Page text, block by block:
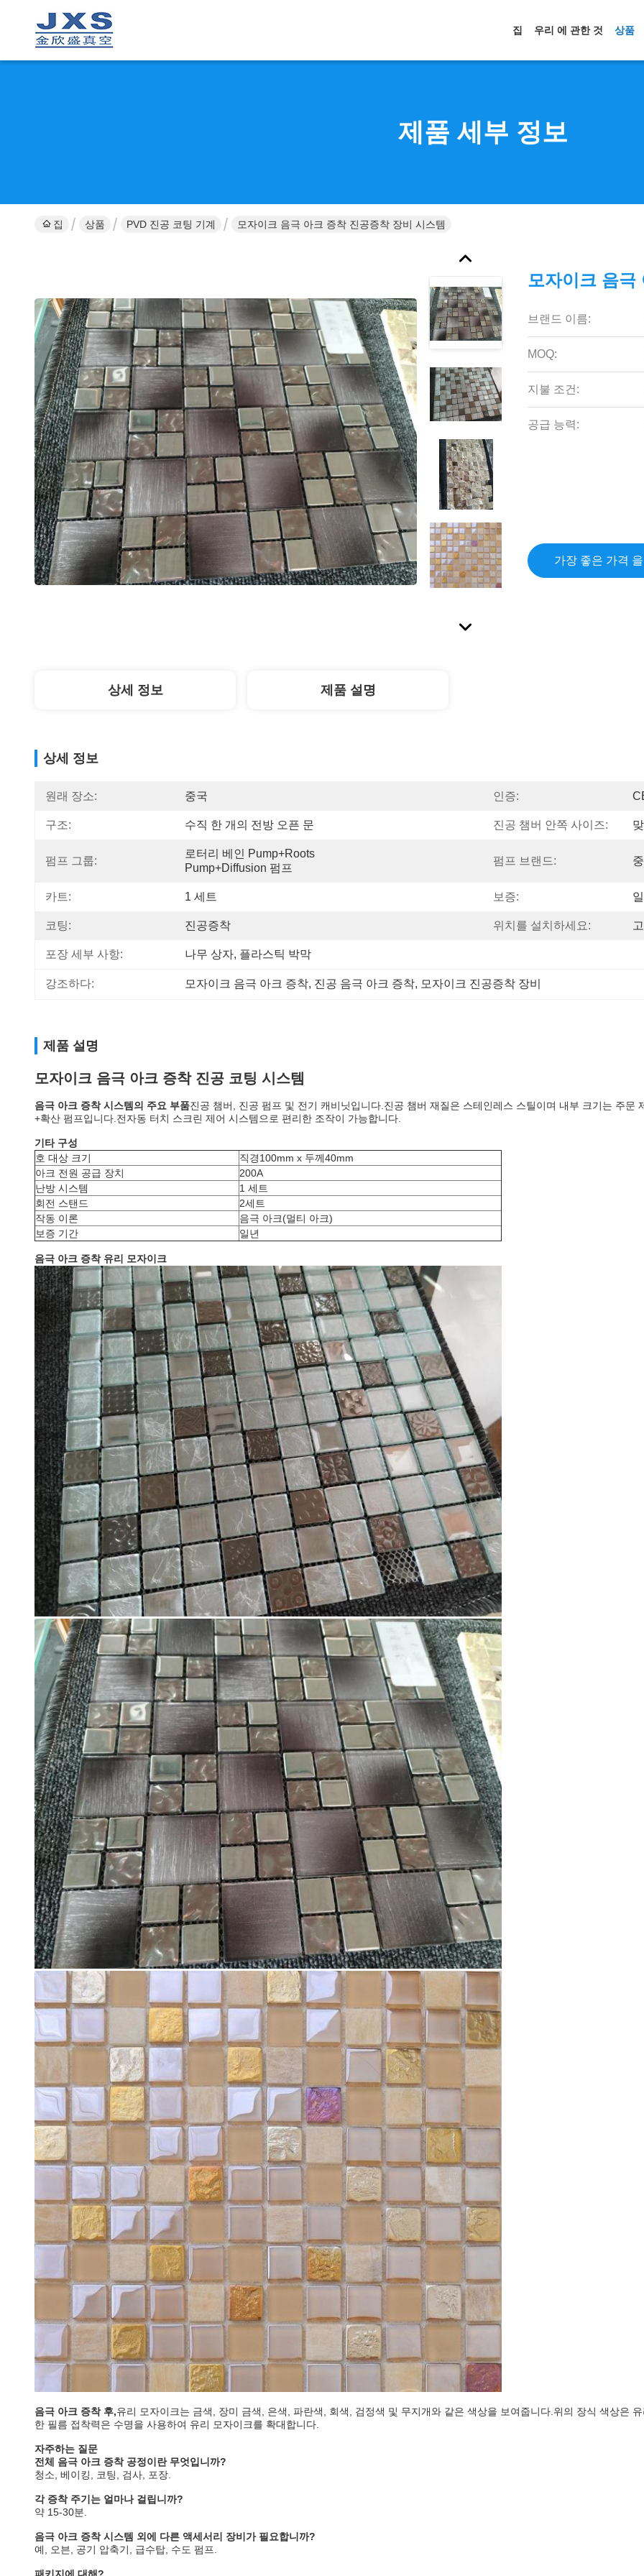
집 우리 에 관한 것 상품
제품 세부 정보
집 상품 PVD 진공 코팅 기계 모자이크 음극 아크 증착 진공증착 장비 시스템
모자이크 음극
브랜드 이름:
MOQ:
지불 조건:
공급 능력:
가장 좋은 가격
상세 정보 제품 설명
상세 정보
원래 장소: 중국 인증:
구조: 수직 한 개의 전방 오픈 문 진공 챔버 안쪽 사이즈:
펌프 그룹:
로터리 베인 Pump+Roots
Pump+Diffusion 펌프
펌프 브랜드:
카트: 1 세트 보증:
코팅: 진공증착 위치를 설치하세요:
포장 세부 사항: 나무 상자, 플라스틱 박막
강조하다: 모자이크 음극 아크 증착, 진공 음극 아크 증착, 모자이크 진공증착 장비
제품 설명
모자이크 음극 아크 증착 진공 코팅 시스템
음극 아크 증착 시스템의 주요 부품진공 챔버, 진공 펌프 및 전기 캐비닛입니다.진공 챔버 재질은 스테인레스 스틸이며 내부 크기는 주문
+확산 펌프입니다.전자동 터치 스크린 제어 시스템으로 편리한 조작이 가능합니다.
기타 구성
호 대상 크기
직경100mm x 두께40mm
아크 전원 공급 장치
200A
난방 시스템
1 세트
회전 스탠드
2세트
작동 이론
음극 아크(멀티 아크)
보증 기간
일년
음극 아크 증착 유리 모자이크
음극 아크 증착 후,유리 모자이크는 금색, 장미 금색, 은색, 파란색, 회색, 검정색 및 무지개와 같은 색상을 보여줍니다.위의 장식 색상은
한 필름 접착력은 수명을 사용하여 유리 모자이크를 확대합니다.
자주하는 질문
전체 음극 아크 증착 공정이란 무엇입니까?
청소, 베이킹, 코팅, 검사, 포장.
각 증착 주기는 얼마나 걸립니까?
약 15-30분.
음극 아크 증착 시스템 외에 다른 액세서리 장비가 필요합니까?
예, 오븐, 공기 압축기, 급수탑, 수도 펌프.